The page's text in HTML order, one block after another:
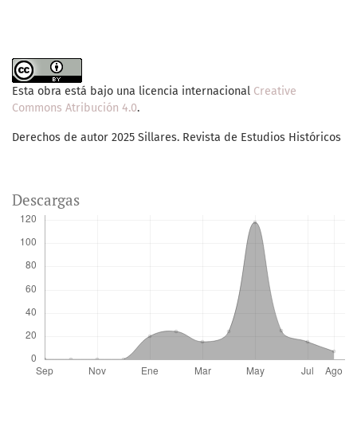
Esta obra está bajo una licencia internacional Creative
Commons Atribución 4.0.
Derechos de autor 2025 Sillares. Revista de Estudios Históricos
Descargas